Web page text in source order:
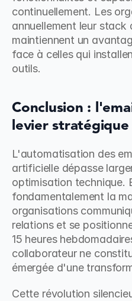
continuellement. Les
annuellement leur
maintiennent un
face à celles qui
outils.
Conclusion :
levier
L'automatisation des
artificielle dépasse
optimisation technique.
fondamentalement la
organisations
relations et se
15 heures
collaborateur ne
émergée d'une
Cette révolution